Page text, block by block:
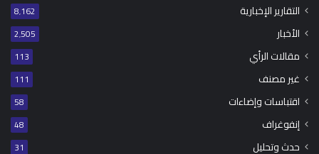
التقارير الإخبارية 8٬162
الأخبار 2٬505
مقالات الرأي 113
غير مصنف 111
اقتباسات وإضاءات 58
إنفوغراف 48
حدث وتحليل 31